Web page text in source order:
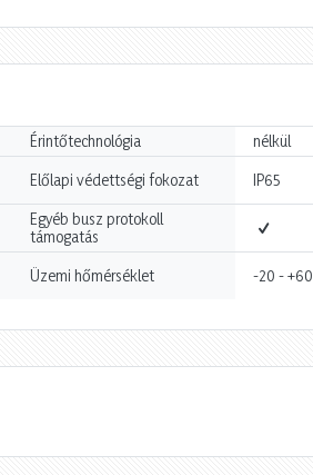
Érintőtechnológia nélkül
Előlapi védettségi fokozat IP65
Egyéb busz protokoll
támogatás
Üzemi hőmérséklet -20 - +60